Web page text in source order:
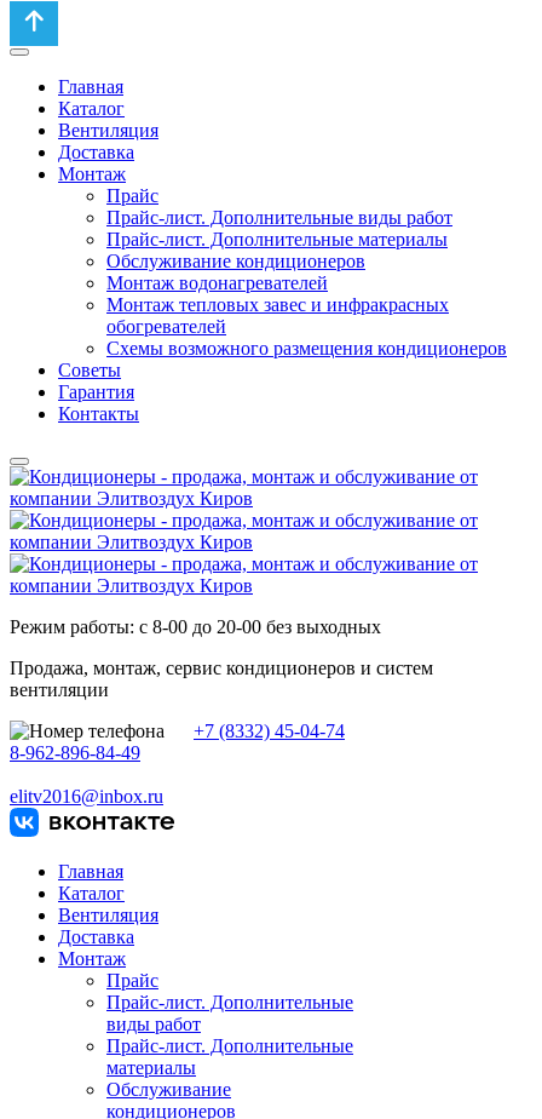
Главная
Каталог
Вентиляция
Доставка
Монтаж
Прайс
Прайс-лист. Дополнительные виды работ
Прайс-лист. Дополнительные материалы
Обслуживание кондиционеров
Монтаж водонагревателей
Монтаж тепловых завес и инфракрасных
обогревателей
Схемы возможного размещения кондиционеров
Советы
Гарантия
Контакты
Режим работы: с 8-00 до 20-00 без выходных
Продажа, монтаж, сервис кондиционеров и систем
вентиляции
+7 (8332) 45-04-74
8-962-896-84-49
elitv2016@inbox.ru
Главная
Каталог
Вентиляция
Доставка
Монтаж
Прайс
Прайс-лист. Дополнительные
виды работ
Прайс-лист. Дополнительные
материалы
Обслуживание
кондиционеров